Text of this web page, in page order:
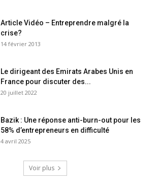
Article Vidéo – Entreprendre malgré la
crise?
14 février 2013
Le dirigeant des Emirats Arabes Unis en
France pour discuter des...
20 juillet 2022
Bazik : Une réponse anti-burn-out pour les
58% d’entrepreneurs en difficulté
4 avril 2025
Voir plus